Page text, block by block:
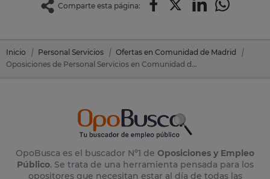
Comparte esta página:
Inicio Personal Servicios
Ofertas en Comunidad de Madrid
Oposiciones de Personal Servicios en Comunidad de Madrid
OpoBusca es el buscador Nº1 de Oposiciones y Empleo
Público. Se trata de una herramienta pensada para los
opositores que necesitan estar al día de todas las